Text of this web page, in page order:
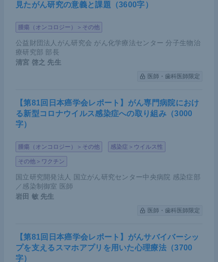
見たがん研究の意義と課題（3600字）
腫瘍（オンコロジー）＞その他
公益財団法人がん研究会 がん化学療法センター 分子生物治
療研究部 部長
清宮 啓之 先生
医師・歯科医師限定
【第81回日本癌学会レポート】がん専門病院におけ
る新型コロナウイルス感染症への取り組み（3000
字）
腫瘍（オンコロジー）＞その他 感染症＞ウイルス性
その他＞ワクチン
国立研究開発法人 国立がん研究センター中央病院 感染症部
／感染制御室 医師
岩田 敏 先生
医師・歯科医師限定
【第81回日本癌学会レポート】がんサバイバーシッ
プを支えるスマホアプリを用いた心理療法（3700
字）